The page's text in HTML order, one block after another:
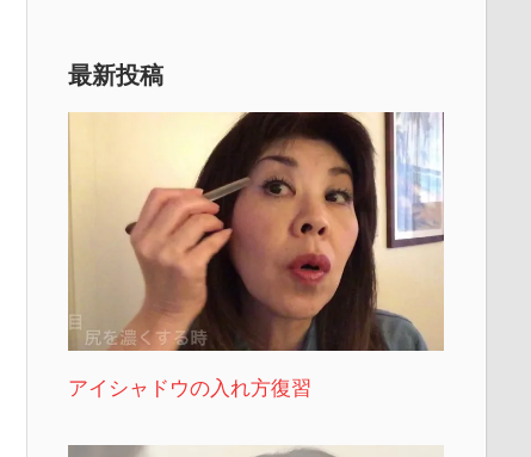
最新投稿
アイシャドウの入れ方復習